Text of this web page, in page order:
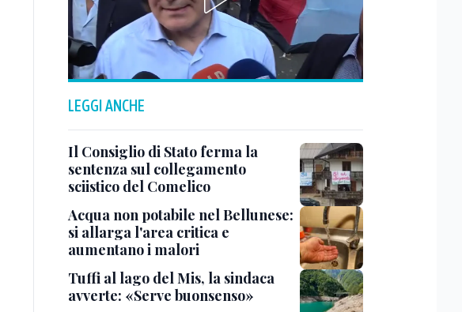
LEGGI ANCHE
Il Consiglio di Stato ferma la
sentenza sul collegamento
sciistico del Comelico
Acqua non potabile nel Bellunese:
si allarga l'area critica e
aumentano i malori
Tuffi al lago del Mis, la sindaca
avverte: «Serve buonsenso»